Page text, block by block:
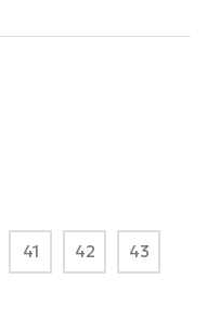
41 42 43